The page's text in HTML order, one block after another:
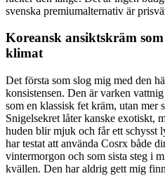
svenska premiumalternativ är
Koreansk ansiktskräm
klimat
Det första som slog mig med den
konsistensen. Den är varken
som en klassisk fet kräm, utan mer
Snigelsekret låter kanske exotiskt,
huden blir mjuk och får ett schysst
har testat att använda Cosrx både
vintermorgon och som sista steg i
kvällen. Den har aldrig gett mig